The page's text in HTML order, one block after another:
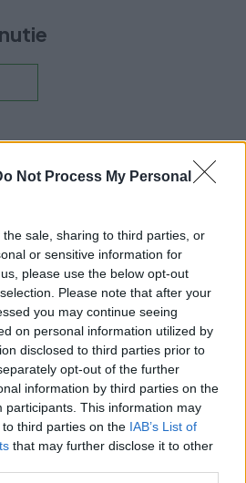
Not Process My Personal
sale, sharing to third parties, or
or sensitive information for
please use the below opt-out
Please note that after your
you may continue seeing
on personal information utilized by
disclosed to third parties prior to
opt-out of the further
information by third parties on the
participants. This information may
third parties on the IAB’s List of
that may further disclose it to other
na zásuvkách aj vysokých
preťažovala plochu nábytku.
zo zinkovej zliatiny (ZnAl) pôsobí
používaní. Profil je tvarovaný
komfortný úchop aj pri väčších
v moderných a minimalistických
zachovať jednotný a vyvážený vzhľad
a hladkými povrchmi vytvára
celým nábytkom.